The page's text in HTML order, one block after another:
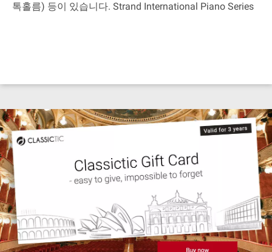
톡홀름) 등이 있습니다. Strand International Piano Series